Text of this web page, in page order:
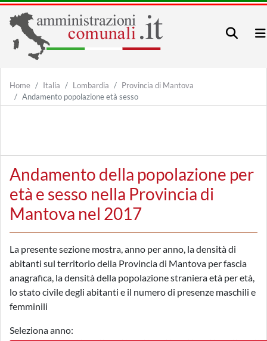
Home Italia Lombardia
Provincia di Mantova
Andamento popolazione età sesso
Andamento della popolazione per
età e sesso nella Provincia di
Mantova nel 2017
La presente sezione mostra, anno per anno, la densità di
abitanti sul territorio della Provincia di Mantova per fascia
anagrafica, la densità della popolazione straniera età per età,
lo stato civile degli abitanti e il numero di presenze maschili e
femminili
Seleziona anno: